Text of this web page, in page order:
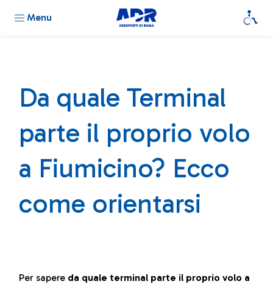
Menu
Da quale Terminal
parte il proprio volo
a Fiumicino? Ecco
come orientarsi
Per sapere da quale terminal parte il proprio volo a